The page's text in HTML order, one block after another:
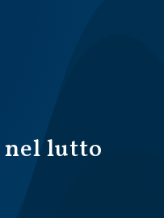
nel lutto